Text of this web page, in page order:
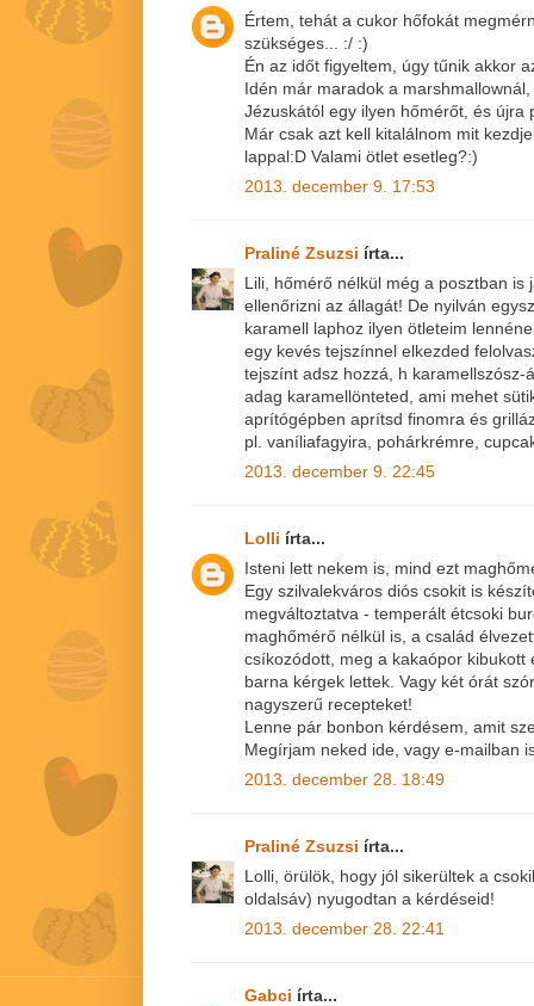
Értem, tehát a cukor hőfokát
szükséges... :/ :)
Én az időt figyeltem, úgy tűnik akkor
Idén már maradok a
Jézuskától egy ilyen hőmérőt, és újra
Már csak azt kell kitalálnom mit
lappal:D Valami ötlet esetleg?:)
2013. december 9. 17:53
Praliné Zsuzsi írta...
Lili, hőmérő nélkül még a posztban is
ellenőrizni az állagát! De nyilván
karamell laphoz ilyen ötleteim
egy kevés tejszínnel elkezded
tejszínt adsz hozzá, h karamellszósz-
adag karamellönteted, ami mehet
aprítógépben aprítsd finomra és
pl. vaníliafagyira, pohárkrémre,
2013. december 9. 22:45
Lolli írta...
Isteni lett nekem is, mind ezt
Egy szilvalekváros diós csokit is
megváltoztatva - temperált étcsoki
maghőmérő nélkül is, a család
csíkozódott, meg a kakaópor
barna kérgek lettek. Vagy két órát
nagyszerű recepteket!
Lenne pár bonbon kérdésem, amit
Megírjam neked ide, vagy e-mailban
2013. december 28. 18:49
Praliné Zsuzsi írta...
Lolli, örülök, hogy jól sikerültek a
oldalsáv) nyugodtan a kérdéseid!
2013. december 28. 22:41
Gabci írta...